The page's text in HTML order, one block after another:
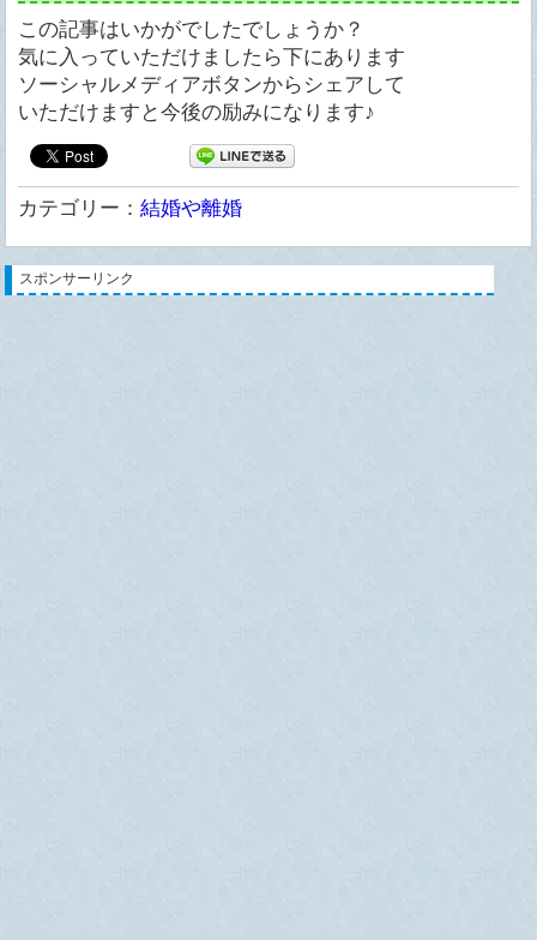
この記事はいかがでしたでしょうか？
気に入っていただけましたら下にあります
ソーシャルメディアボタンからシェアして
いただけますと今後の励みになります♪
カテゴリー：結婚や離婚
スポンサーリンク